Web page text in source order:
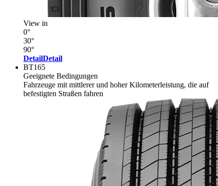
View in
0°
30°
90°
DetailDetail
BT165
Geeignete Bedingungen
Fahrzeuge mit mittlerer und hoher Kilometerleistung, die auf
befestigten Straßen fahren